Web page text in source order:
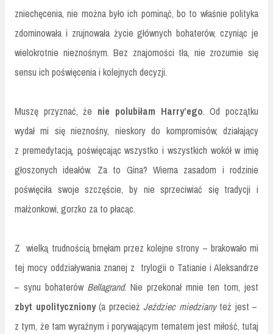
zniechęcenia, nie można było ich pominąć, bo to właśnie polityka
zdominowała i zrujnowała życie głównych bohaterów, czyniąc je
wielokrotnie nieznośnym. Bez znajomości tła, nie zrozumie się
sensu ich poświęcenia i kolejnych decyzji.
Muszę przyznać, że nie polubiłam Harry’ego. Od początku
wydał mi się nieznośny, nieskory do kompromisów, działający
z premedytacją, poświęcając wszystko i wszystkich wokół w imię
głoszonych ideałów. Za to Gina? Wierna zasadom i rodzinie
poświęciła swoje szczęście, by nie sprzeciwiać się tradycji i
małżonkowi, gorzko za to płacąc.
Z wielką trudnością brnęłam przez kolejne strony – brakowało mi
tej mocy oddziaływania znanej z trylogii o Tatianie i Aleksandrze
– synu bohaterów Bellagrand. Nie przekonał mnie ten tom, jest
zbyt upolityczniony(a przecieżJeździec miedzianyteż jest –
z tym, że tam wyraźnym i porywającym tematem jest miłość, tutaj